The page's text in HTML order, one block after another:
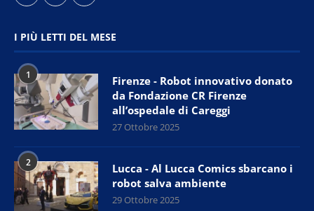
I PIÙ LETTI DEL MESE
1
Firenze - Robot innovativo donato
da Fondazione CR Firenze
all’ospedale di Careggi
27 Ottobre 2025
2
Lucca - Al Lucca Comics sbarcano i
robot salva ambiente
29 Ottobre 2025